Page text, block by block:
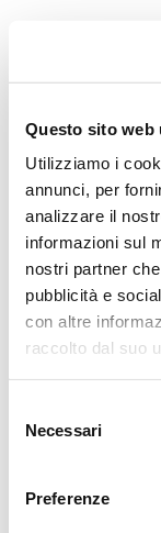
Questo sito web
Utilizziamo i
annunci, per
analizzare il
informazioni sul
nostri partner
pubblicità e
con altre
raccolto dal suo
delNecessari
Preferenze
Direttore
Professori
La Storia
I
I Festival
Area
Calendario
Cartellone
I
Teatro
Biglietteria